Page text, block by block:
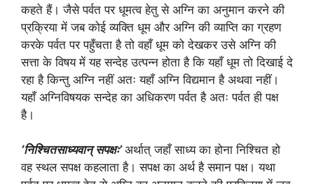
कहते हैं। जैसे पर्वत पर धूमत्व हेतु से अग्नि का अनुमान करने की
प्रक्रिया में जब कोई व्यक्ति धूम और अग्नि की व्याप्ति का ग्रहण
करके पर्वत पर पहुँचता है तो वहाँ धूम को देखकर उसे अग्नि की
सत्ता के विषय में यह सन्देह उत्पन्न होता है कि यहाँ धूम तो दिखाई दे
रहा है किन्तु अग्नि नहीं अतः यहाँ अग्नि विद्यमान है अथवा नहीं।
यहाँ अग्निविषयक सन्देह का अधिकरण पर्वत है अतः पर्वत ही पक्ष
है।
‘निश्चितसाध्यवान् सपक्षः’अर्थात् जहाँ साध्य का होना निश्चित हो
वह स्थल सपक्ष कहलाता है। सपक्ष का अर्थ है समान पक्ष। यथा